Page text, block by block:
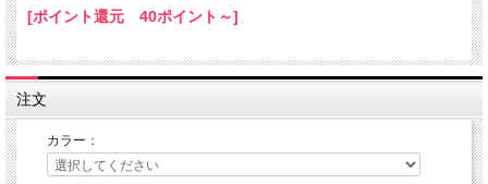
[ポイント還元 40ポイント～]
注文
カラー：